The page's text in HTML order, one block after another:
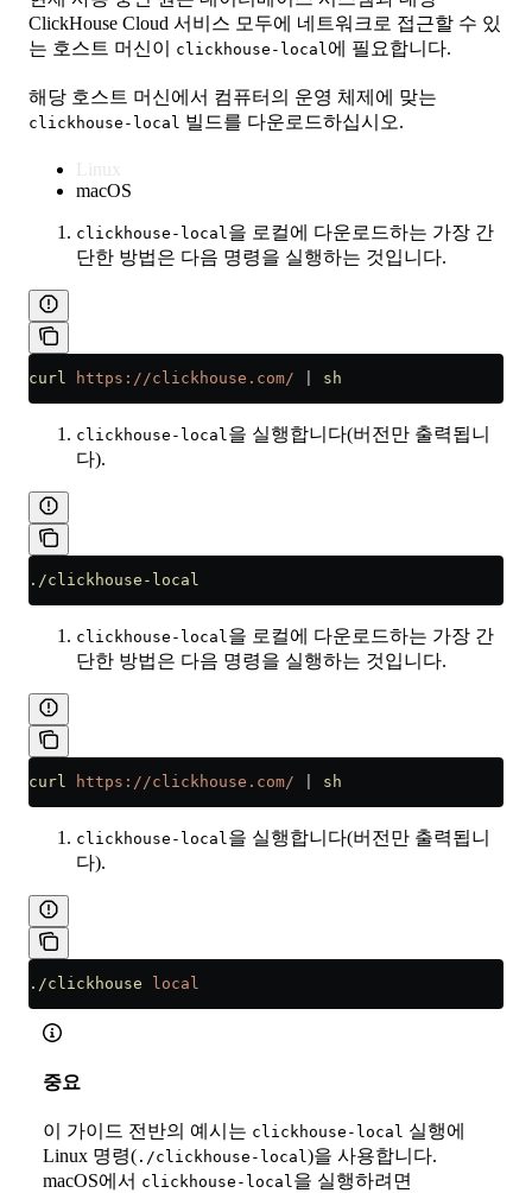
ClickHouse Cloud 서비스 모두에 네트워크로 접근할 수 있
는 호스트 머신이
clickhouse-local 에 필요합니다.
해당 호스트 머신에서 컴퓨터의 운영 체제에 맞는
clickhouse-local 빌드를 다운로드하십시오.
Linux
macOS
clickhouse-local 을 로컬에 다운로드하는 가장 간
단한 방법은 다음 명령을 실행하는 것입니다.
curl https://clickhouse.com/ sh
clickhouse-local 을 실행합니다(버전만 출력됩니
다).
./clickhouse-local
clickhouse-local 을 로컬에 다운로드하는 가장 간
단한 방법은 다음 명령을 실행하는 것입니다.
curl https://clickhouse.com/ sh
clickhouse-local 을 실행합니다(버전만 출력됩니
다).
./clickhouse local
중요
이 가이드 전반의 예시는 clickhouse-local 실행에
Linux 명령( ./clickhouse-local )을 사용합니다.
macOS에서 clickhouse-local 을 실행하려면